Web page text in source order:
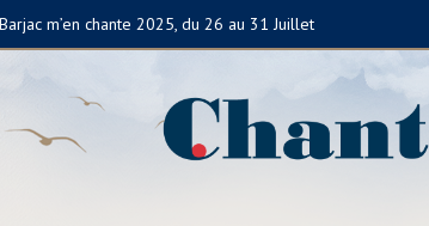
m’en chante 2025, du 26 au 31 Juillet